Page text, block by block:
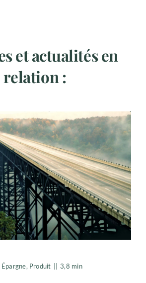
et actualités en
relation :
Épargne, Produit || 3,8 min